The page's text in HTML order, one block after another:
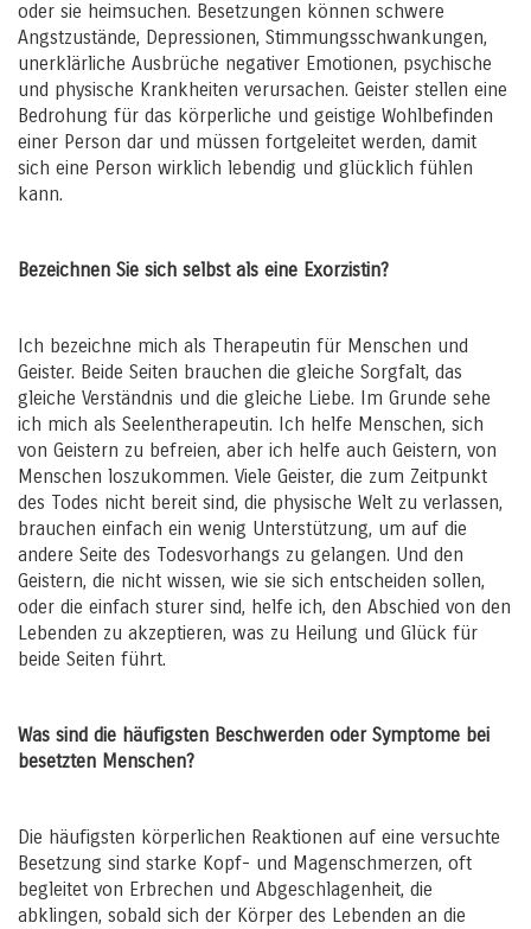
oder sie heimsuchen. Besetzungen können schwere
Angstzustände, Depressionen, Stimmungsschwankungen,
unerklärliche Ausbrüche negativer Emotionen, psychische
und physische Krankheiten verursachen. Geister stellen eine
Bedrohung für das körperliche und geistige Wohlbefinden
einer Person dar und müssen fortgeleitet werden, damit
sich eine Person wirklich lebendig und glücklich fühlen
kann.
Bezeichnen Sie sich selbst als eine Exorzistin?
Ich bezeichne mich als Therapeutin für Menschen und
Geister. Beide Seiten brauchen die gleiche Sorgfalt, das
gleiche Verständnis und die gleiche Liebe. Im Grunde sehe
ich mich als Seelentherapeutin. Ich helfe Menschen, sich
von Geistern zu befreien, aber ich helfe auch Geistern, von
Menschen loszukommen. Viele Geister, die zum Zeitpunkt
des Todes nicht bereit sind, die physische Welt zu verlassen,
brauchen einfach ein wenig Unterstützung, um auf die
andere Seite des Todesvorhangs zu gelangen. Und den
Geistern, die nicht wissen, wie sie sich entscheiden sollen,
oder die einfach sturer sind, helfe ich, den Abschied von den
Lebenden zu akzeptieren, was zu Heilung und Glück für
beide Seiten führt.
Was sind die häufigsten Beschwerden oder Symptome bei
besetzten Menschen?
Die häufigsten körperlichen Reaktionen auf eine versuchte
Besetzung sind starke Kopf- und Magenschmerzen, oft
begleitet von Erbrechen und Abgeschlagenheit, die
abklingen, sobald sich der Körper des Lebenden an die